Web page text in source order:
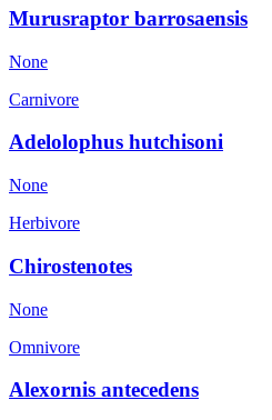
Murusraptor barrosaensis
None
Carnivore
Adelolophus hutchisoni
None
Herbivore
Chirostenotes
None
Omnivore
Alexornis antecedens